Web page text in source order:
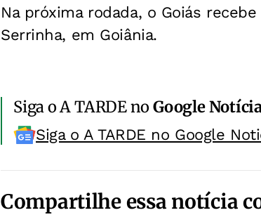
Na próxima rodada, o Goiás
Serrinha, em Goiânia.
Siga o A TARDE noGoogle
Siga o A TARDE no Google
Compartilhe essa notícia